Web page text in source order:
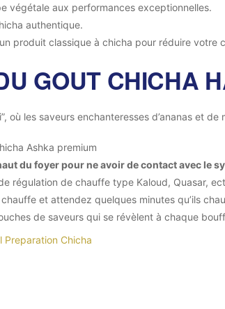
végétale aux performances exceptionnelles.
authentique.
produit classique à chicha pour réduire votre
GOUT CHICHA
où les saveurs enchanteresses d’ananas et
Ashka premium
du foyer pour ne avoir de contact avec le
régulation de chauffe type Kaloud, Quasar,
et attendez quelques minutes qu’ils
de saveurs qui se révèlent à chaque
Preparation Chicha